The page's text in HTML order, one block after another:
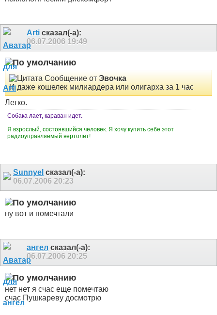
Arti сказал(-а):
06.07.2006 19:49
Сообщение от Эвочка
И даже кошелек милиардера или олигарха за 1 час
Легко.
Собака лает, караван идет.
Я взрослый, состоявшийся человек. Я хочу купить себе этот
радиоуправляемый вертолет!
Sunnyel сказал(-а):
06.07.2006 20:23
ну вот и помечтали
ангел сказал(-а):
06.07.2006 20:25
нет нет я счас еще помечтаю
счас Пушкареву досмотрю